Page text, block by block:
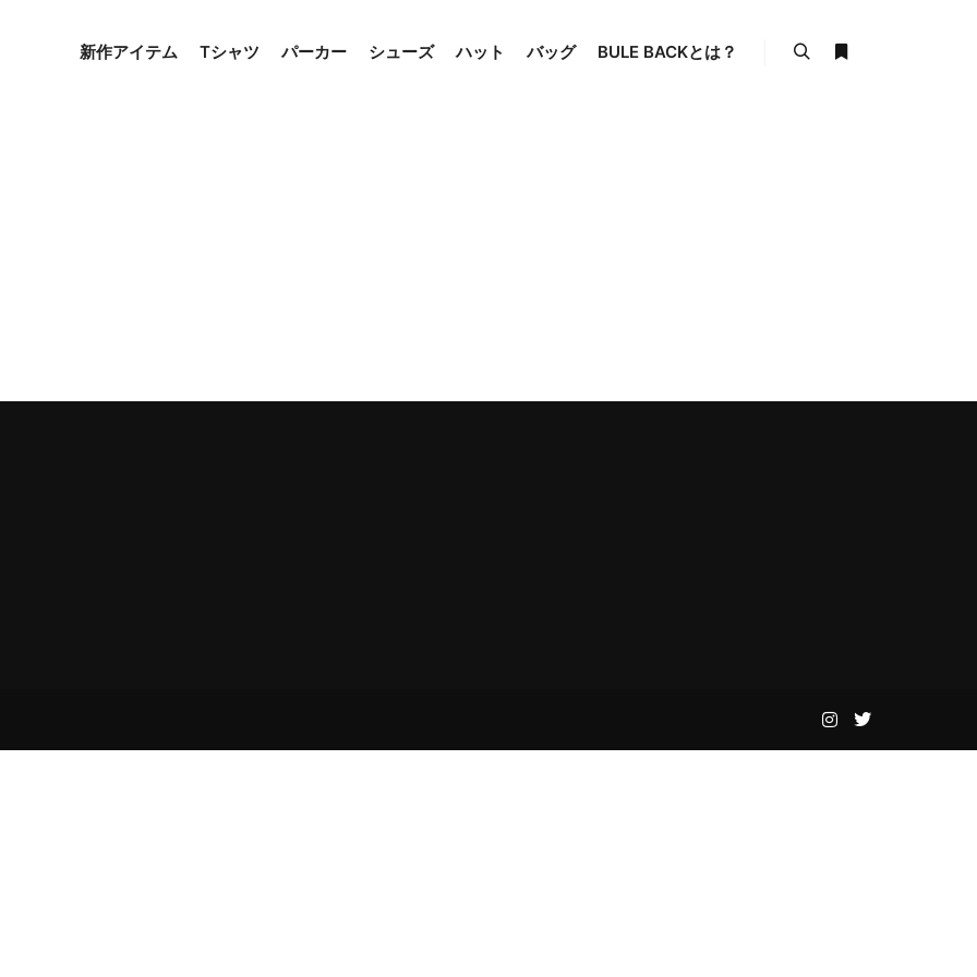
新作アイテム Tシャツ パーカー シューズ ハット バッグ BULE BACKとは？